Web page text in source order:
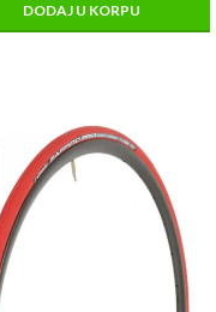
DODAJ U KORPU